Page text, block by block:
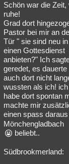
Schön war die
ruhe!
Grad dort
Pastor bei mir an
Tür " sie sind neu
einen Gottesdienst
anbieten?" Ich
geredet, es dauerte
auch dort nicht
wussten als ich! ich
habe dort spontan
machte mir
einen spass daraus
Mönchengladbach
beliebt..
Südbrookmerland: